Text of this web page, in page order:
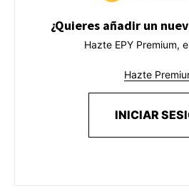
¿Quieres añadir un
Hazte EPY Premium,
Hazte
INICIAR